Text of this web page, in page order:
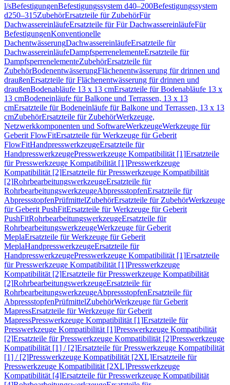
l/sBefestigungenBefestigungssystem d40–200Befestigungssystem
d250–315ZubehörErsatzteile für ZubehörFür
DachwassereinläufeErsatzteile für Für DachwassereinläufeFür
BefestigungenKonventionelle
DachentwässerungDachwassereinläufeErsatzteile für
DachwassereinläufeDampfsperrenelementeErsatzteile für
DampfsperrenelementeZubehörErsatzteile für
ZubehörBodenentwässerungFlächenentwässerung für drinnen und
draußenErsatzteile für Flächenentwässerung für drinnen und
draußenBodenabläufe 13 x 13 cmErsatzteile für Bodenabläufe 13 x
13 cmBodeneinläufe für Balkone und Terrassen, 13 x 13
cmErsatzteile für Bodeneinläufe für Balkone und Terrassen, 13 x 13
cmZubehörErsatzteile für ZubehörWerkzeuge,
Netzwerkkomponenten und SoftwareWerkzeugeWerkzeuge für
Geberit FlowFitErsatzteile für Werkzeuge für Geberit
FlowFitHandpresswerkzeugeErsatzteile für
HandpresswerkzeugePresswerkzeuge Kompatibilität [1]Ersatzteile
für Presswerkzeuge Kompatibilität [1]Presswerkzeuge
Kompatibilität [2]Ersatzteile für Presswerkzeuge Kompatibilität
[2]RohrbearbeitungswerkzeugeErsatzteile für
RohrbearbeitungswerkzeugeAbpressstopfenErsatzteile für
AbpressstopfenPrüfmittelZubehörErsatzteile für ZubehörWerkzeuge
für Geberit PushFitErsatzteile für Werkzeuge für Geberit
PushFitRohrbearbeitungswerkzeugeErsatzteile für
RohrbearbeitungswerkzeugeWerkzeuge für Geberit
MeplaErsatzteile für Werkzeuge für Geberit
MeplaHandpresswerkzeugeErsatzteile für
HandpresswerkzeugePresswerkzeuge Kompatibilität [1]Ersatzteile
für Presswerkzeuge Kompatibilität [1]Presswerkzeuge
Kompatibilität [2]Ersatzteile für Presswerkzeuge Kompatibilität
[2]RohrbearbeitungswerkzeugeErsatzteile für
RohrbearbeitungswerkzeugeAbpressstopfenErsatzteile für
AbpressstopfenPrüfmittelZubehörWerkzeuge für Geberit
MapressErsatzteile für Werkzeuge für Geberit
MapressPresswerkzeuge Kompatibilität [1]Ersatzteile für
Presswerkzeuge Kompatibilität [1]Presswerkzeuge Kompatibilität
[2]Ersatzteile für Presswerkzeuge Kompatibilität [2]Presswerkzeuge
Kompatibilität [1] / [2]Ersatzteile für Presswerkzeuge Kompatibilität
[1] / [2]Presswerkzeuge Kompatibilität [2XL]Ersatzteile für
Presswerkzeuge Kompatibilität [2XL]Presswerkzeuge
Kompatibilität [4]Ersatzteile für Presswerkzeuge Kompatibilität